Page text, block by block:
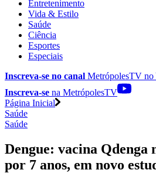
Entretenimento
Vida & Estilo
Saúde
Ciência
Esportes
Especiais
Inscreva-se no canal MetrópolesTV no
Inscreva-se na MetrópolesTV
Página Inicial
Saúde
Saúde
Dengue: vacina Qdenga
por 7 anos, em novo